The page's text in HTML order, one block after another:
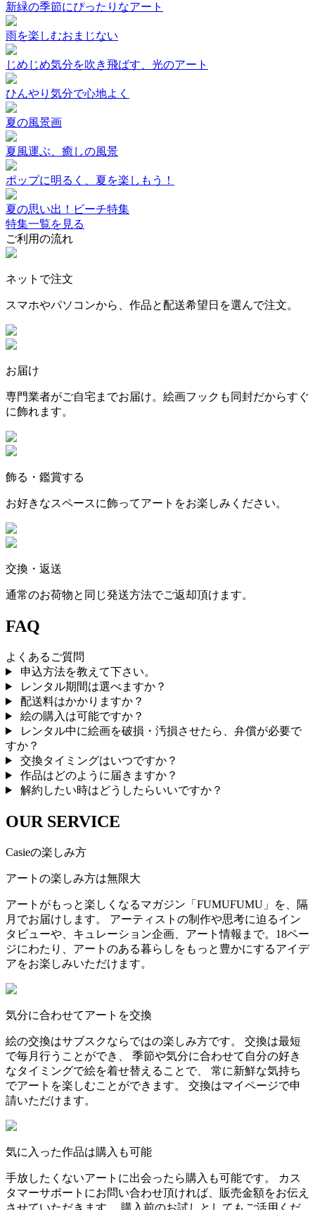
新緑の季節にぴったりなアート
雨を楽しむおまじない
じめじめ気分を吹き飛ばす、光のアート
ひんやり気分で心地よく
夏の風景画
夏風運ぶ、癒しの風景
ポップに明るく、夏を楽しもう！
夏の思い出！ビーチ特集
特集一覧を見る
ご利用の流れ
ネットで注文
スマホやパソコンから、作品と配送希望日を選んで注文。
お届け
専門業者がご自宅までお届け。絵画フックも同封だからすぐ
に飾れます。
飾る・鑑賞する
お好きなスペースに飾ってアートをお楽しみください。
交換・返送
通常のお荷物と同じ発送方法でご返却頂けます。
FAQ
よくあるご質問
申込方法を教えて下さい。
レンタル期間は選べますか？
配送料はかかりますか？
絵の購入は可能ですか？
レンタル中に絵画を破損・汚損させたら、弁償が必要で
すか？
交換タイミングはいつですか？
作品はどのように届きますか？
解約したい時はどうしたらいいですか？
OUR SERVICE
Casieの楽しみ方
アートの楽しみ方は無限大
アートがもっと楽しくなるマガジン「FUMUFUMU」を、隔
月でお届けします。 アーティストの制作や思考に迫るイン
タビューや、キュレーション企画、アート情報まで。18ペー
ジにわたり、アートのある暮らしをもっと豊かにするアイデ
アをお楽しみいただけます。
気分に合わせてアートを交換
絵の交換はサブスクならではの楽しみ方です。 交換は最短
で毎月行うことができ、 季節や気分に合わせて自分の好き
なタイミングで絵を着せ替えることで、 常に新鮮な気持ち
でアートを楽しむことができます。 交換はマイページで申
請いただけます。
気に入った作品は購入も可能
手放したくないアートに出会ったら購入も可能です。 カス
タマーサポートにお問い合わせ頂ければ、販売金額をお伝え
させていただきます。 購入前のお試しとしてもご活用くだ